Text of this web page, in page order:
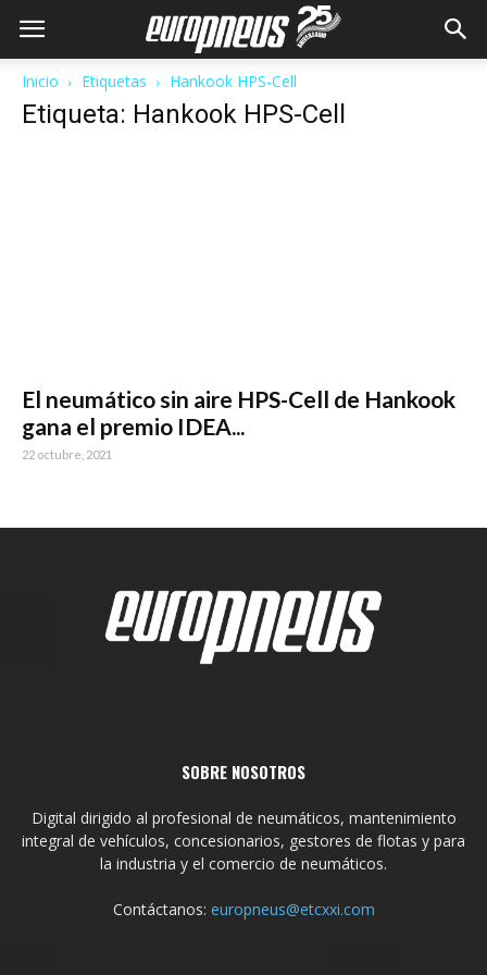
Inicio Etiquetas Hankook HPS-Cell
Etiqueta: Hankook HPS-Cell
El neumático sin aire HPS-Cell de Hankook
gana el premio IDEA...
22 octubre, 2021
SOBRE NOSOTROS
Digital dirigido al profesional de neumáticos, mantenimiento
integral de vehículos, concesionarios, gestores de flotas y para
la industria y el comercio de neumáticos.
Contáctanos: europneus@etcxxi.com